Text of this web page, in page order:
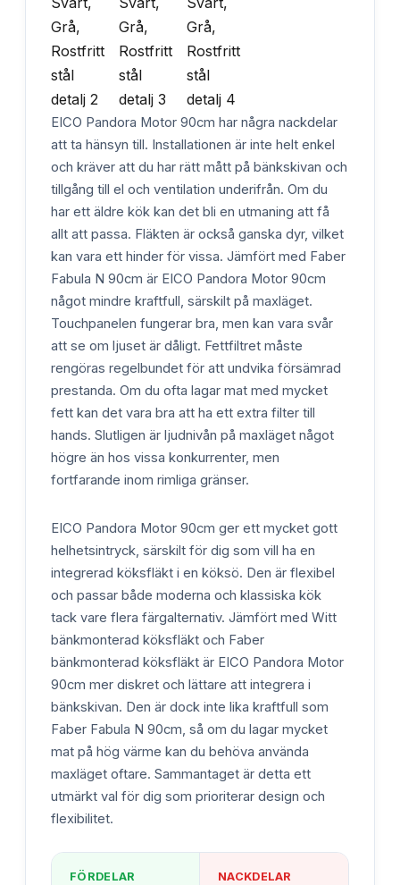
EICO Pandora Motor 90cm har några nackdelar
att ta hänsyn till. Installationen är inte helt enkel
och kräver att du har rätt mått på bänkskivan och
tillgång till el och ventilation underifrån. Om du
har ett äldre kök kan det bli en utmaning att få
allt att passa. Fläkten är också ganska dyr, vilket
kan vara ett hinder för vissa. Jämfört med Faber
Fabula N 90cm är EICO Pandora Motor 90cm
något mindre kraftfull, särskilt på maxläget.
Touchpanelen fungerar bra, men kan vara svår
att se om ljuset är dåligt. Fettfiltret måste
rengöras regelbundet för att undvika försämrad
prestanda. Om du ofta lagar mat med mycket
fett kan det vara bra att ha ett extra filter till
hands. Slutligen är ljudnivån på maxläget något
högre än hos vissa konkurrenter, men
fortfarande inom rimliga gränser.
EICO Pandora Motor 90cm ger ett mycket gott
helhetsintryck, särskilt för dig som vill ha en
integrerad köksfläkt i en köksö. Den är flexibel
och passar både moderna och klassiska kök
tack vare flera färgalternativ. Jämfört med Witt
bänkmonterad köksfläkt och Faber
bänkmonterad köksfläkt är EICO Pandora Motor
90cm mer diskret och lättare att integrera i
bänkskivan. Den är dock inte lika kraftfull som
Faber Fabula N 90cm, så om du lagar mycket
mat på hög värme kan du behöva använda
maxläget oftare. Sammantaget är detta ett
utmärkt val för dig som prioriterar design och
flexibilitet.
FÖRDELAR NACKDELAR